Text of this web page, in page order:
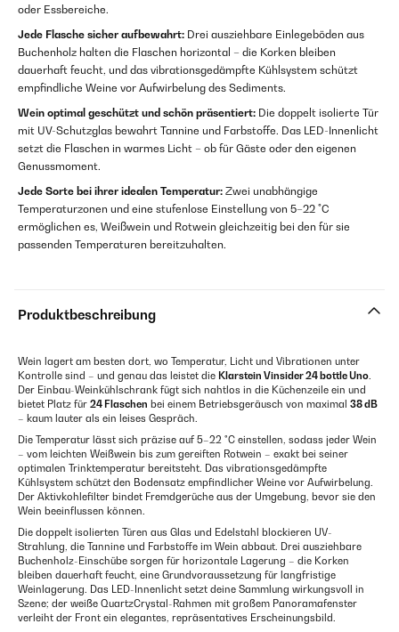
oder Essbereiche.
Jede Flasche sicher aufbewahrt: Drei ausziehbare Einlegeböden aus
Buchenholz halten die Flaschen horizontal – die Korken bleiben
dauerhaft feucht, und das vibrationsgedämpfte Kühlsystem schützt
empfindliche Weine vor Aufwirbelung des Sediments.
Wein optimal geschützt und schön präsentiert: Die doppelt isolierte Tür
mit UV-Schutzglas bewahrt Tannine und Farbstoffe. Das LED-Innenlicht
setzt die Flaschen in warmes Licht – ob für Gäste oder den eigenen
Genussmoment.
Jede Sorte bei ihrer idealen Temperatur: Zwei unabhängige
Temperaturzonen und eine stufenlose Einstellung von 5–22 °C
ermöglichen es, Weißwein und Rotwein gleichzeitig bei den für sie
passenden Temperaturen bereitzuhalten.
Produktbeschreibung
Wein lagert am besten dort, wo Temperatur, Licht und Vibrationen unter
Kontrolle sind – und genau das leistet die Klarstein Vinsider 24 bottle Uno.
Der Einbau-Weinkühlschrank fügt sich nahtlos in die Küchenzeile ein und
bietet Platz für 24 Flaschen bei einem Betriebsgeräusch von maximal 38 dB
– kaum lauter als ein leises Gespräch.
Die Temperatur lässt sich präzise auf 5–22 °C einstellen, sodass jeder Wein
– vom leichten Weißwein bis zum gereiften Rotwein – exakt bei seiner
optimalen Trinktemperatur bereitsteht. Das vibrationsgedämpfte
Kühlsystem schützt den Bodensatz empfindlicher Weine vor Aufwirbelung.
Der Aktivkohlefilter bindet Fremdgerüche aus der Umgebung, bevor sie den
Wein beeinflussen können.
Die doppelt isolierten Türen aus Glas und Edelstahl blockieren UV-
Strahlung, die Tannine und Farbstoffe im Wein abbaut. Drei ausziehbare
Buchenholz-Einschübe sorgen für horizontale Lagerung – die Korken
bleiben dauerhaft feucht, eine Grundvoraussetzung für langfristige
Weinlagerung. Das LED-Innenlicht setzt deine Sammlung wirkungsvoll in
Szene; der weiße QuartzCrystal-Rahmen mit großem Panoramafenster
verleiht der Front ein elegantes, repräsentatives Erscheinungsbild.